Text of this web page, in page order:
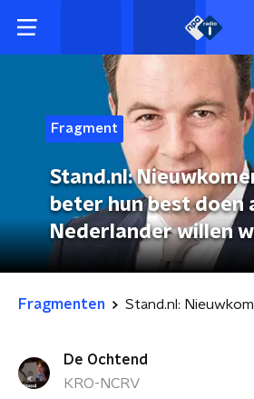
Fragment
Stand.nl:
beter hun best doen
Nederlander willen
Fragmenten
De Ochtend
KRO-NCRV